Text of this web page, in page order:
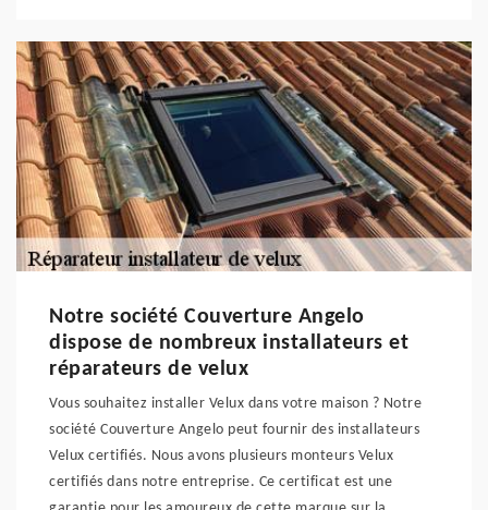
Notre société Couverture Angelo
dispose de nombreux installateurs et
réparateurs de velux
Vous souhaitez installer Velux dans votre maison ? Notre
société Couverture Angelo peut fournir des installateurs
Velux certifiés. Nous avons plusieurs monteurs Velux
certifiés dans notre entreprise. Ce certificat est une